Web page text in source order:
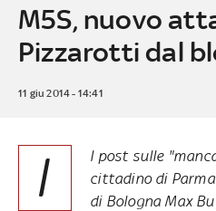
M5S, nuovo
Pizzarotti dal
11 giu 2014 - 14:41
I
l post sulle
cittadino di
di Bologna Max